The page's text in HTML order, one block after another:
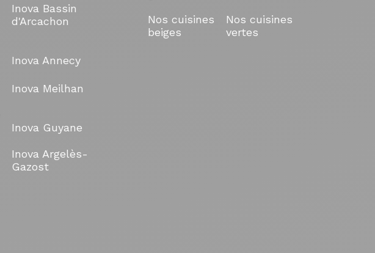
Inova Bassin
d'Arcachon
Inova Annecy
Inova Meilhan
Inova Guyane
Inova Argelès-
Gazost
Nos cuisines
beiges
Nos cuisines
vertes